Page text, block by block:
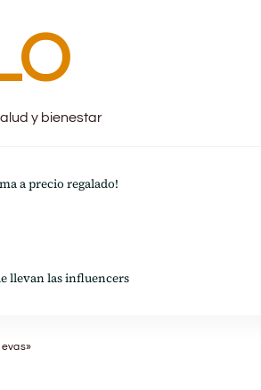
y bienestar
a precio regalado!
llevan las influencers